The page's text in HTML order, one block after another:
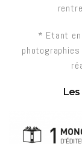
* Etant en